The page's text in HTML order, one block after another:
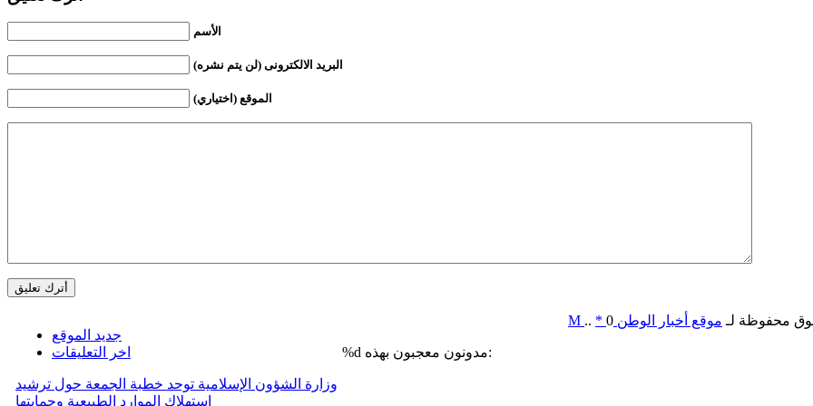
الأسم
البريد الالكترونى (لن يتم نشره)
الموقع (اختياري)
جديد الموقع
اخر التعليقات
وزارة الشؤون الإسلامية توحد خطبة الجمعة حول ترشيد
استهلاك الموارد الطبيعية وحمايتها
M .. * محفوظة لـ موقع أخبار الوطن 0
%d مدونون معجبون بهذه: